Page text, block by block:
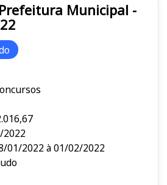
Municipal -
2022
01/2022 à 01/02/2022